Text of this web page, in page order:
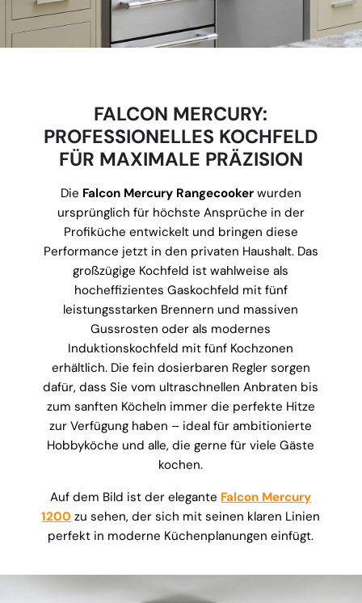
FALCON MERCURY:
PROFESSIONELLES KOCHFELD
FÜR MAXIMALE PRÄZISION
Die Falcon Mercury Rangecookerwurden
ursprünglich für höchste Ansprüche in der
Profiküche entwickelt und bringen diese
Performance jetzt in den privaten Haushalt. Das
großzügige Kochfeld ist wahlweise als
hocheffizientes Gaskochfeld mit fünf
leistungsstarken Brennern und massiven
Gussrosten oder als modernes
Induktionskochfeld mit fünf Kochzonen
erhältlich. Die fein dosierbaren Regler sorgen
dafür, dass Sie vom ultraschnellen Anbraten bis
zum sanften Köcheln immer die perfekte Hitze
zur Verfügung haben – ideal für ambitionierte
Hobbyköche und alle, die gerne für viele Gäste
kochen.
Auf dem Bild ist der elegante Falcon Mercury
1200 zu sehen, der sich mit seinen klaren Linien
perfekt in moderne Küchenplanungen einfügt.